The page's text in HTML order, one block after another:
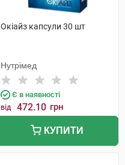
Окіайз капсули 30 шт
Нутрімед
Є в наявності
від 472.10 грн
КУПИТИ